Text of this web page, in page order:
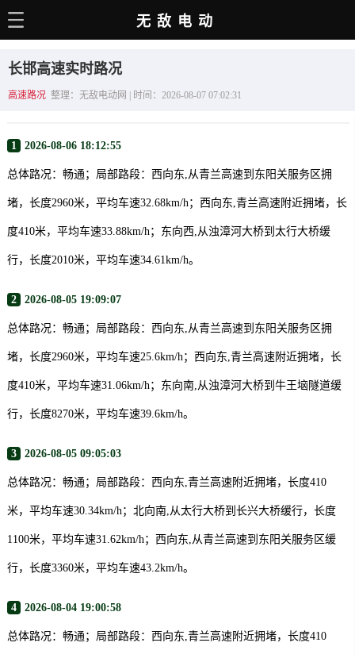
电动百科
电车手册
无敌电动
长邯高速实时路况
高速路况 整理：无敌电动网 | 时间：2026-08-07 07:02:31
1 2026-08-06 18:12:55
总体路况：畅通；局部路段：西向东,从青兰高速到东阳关服务区拥
堵，长度2960米，平均车速32.68km/h；西向东,青兰高速附近拥堵，长
度410米，平均车速33.88km/h；东向西,从浊漳河大桥到太行大桥缓
行，长度2010米，平均车速34.61km/h。
2 2026-08-05 19:09:07
总体路况：畅通；局部路段：西向东,从青兰高速到东阳关服务区拥
堵，长度2960米，平均车速25.6km/h；西向东,青兰高速附近拥堵，长
度410米，平均车速31.06km/h；东向南,从浊漳河大桥到牛王垴隧道缓
行，长度8270米，平均车速39.6km/h。
3 2026-08-05 09:05:03
总体路况：畅通；局部路段：西向东,青兰高速附近拥堵，长度410
米，平均车速30.34km/h；北向南,从太行大桥到长兴大桥缓行，长度
1100米，平均车速31.62km/h；西向东,从青兰高速到东阳关服务区缓
行，长度3360米，平均车速43.2km/h。
4 2026-08-04 19:00:58
总体路况：畅通；局部路段：西向东,青兰高速附近拥堵，长度410